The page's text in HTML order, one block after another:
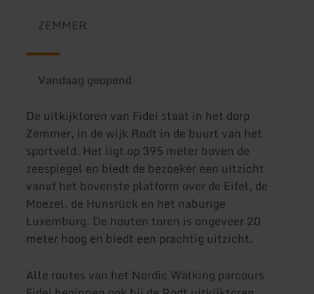
ZEMMER
Vandaag geopend
De uitkijktoren van Fidei staat in het dorp
Zemmer, in de wijk Rodt in de buurt van het
sportveld. Het ligt op 395 meter boven de
zeespiegel en biedt de bezoeker een uitzicht
vanaf het bovenste platform over de Eifel, de
Moezel, de Hunsrück en het naburige
Luxemburg. De houten toren is ongeveer 20
meter hoog en biedt een prachtig uitzicht.
Alle routes van het Nordic Walking parcours